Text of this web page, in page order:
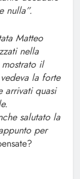
nulla”.
Matteo
nella
il
la forte
arrivati quasi
salutato la
per